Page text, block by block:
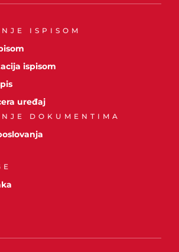
ISPISOM
ispisom
uređaj
DOKUMENTIMA